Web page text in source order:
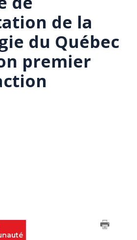
de la
du Québec
premier